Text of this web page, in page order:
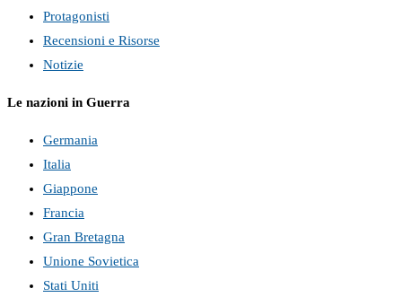
Protagonisti
Recensioni e Risorse
Notizie
Le nazioni in Guerra
Germania
Italia
Giappone
Francia
Gran Bretagna
Unione Sovietica
Stati Uniti